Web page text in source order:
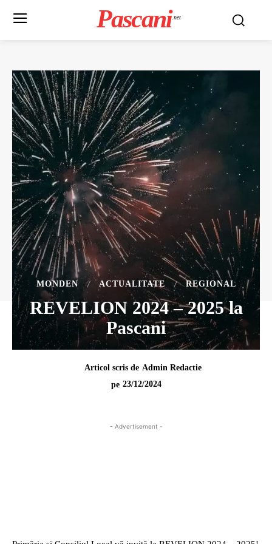
Pascani .net
MONDEN ACTUALITATE REGIONAL
REVELION 2024 – 2025 la
Pascani
Articol scris de Admin Redactie
pe 23/12/2024
- Advertisement -